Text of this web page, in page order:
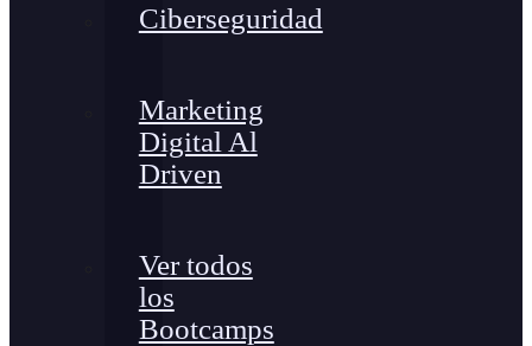
Ciberseguridad
Marketing
Digital Al
Driven
Ver todos
los
Bootcamps